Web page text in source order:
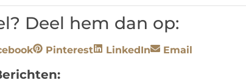
Deel hem dan op:
Pinterest LinkedIn Email